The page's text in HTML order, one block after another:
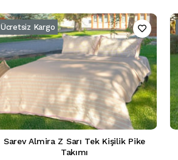
Sarev Almira Z Sarı Tek Kişilik Pike
Takımı
Ücretsiz Kargo